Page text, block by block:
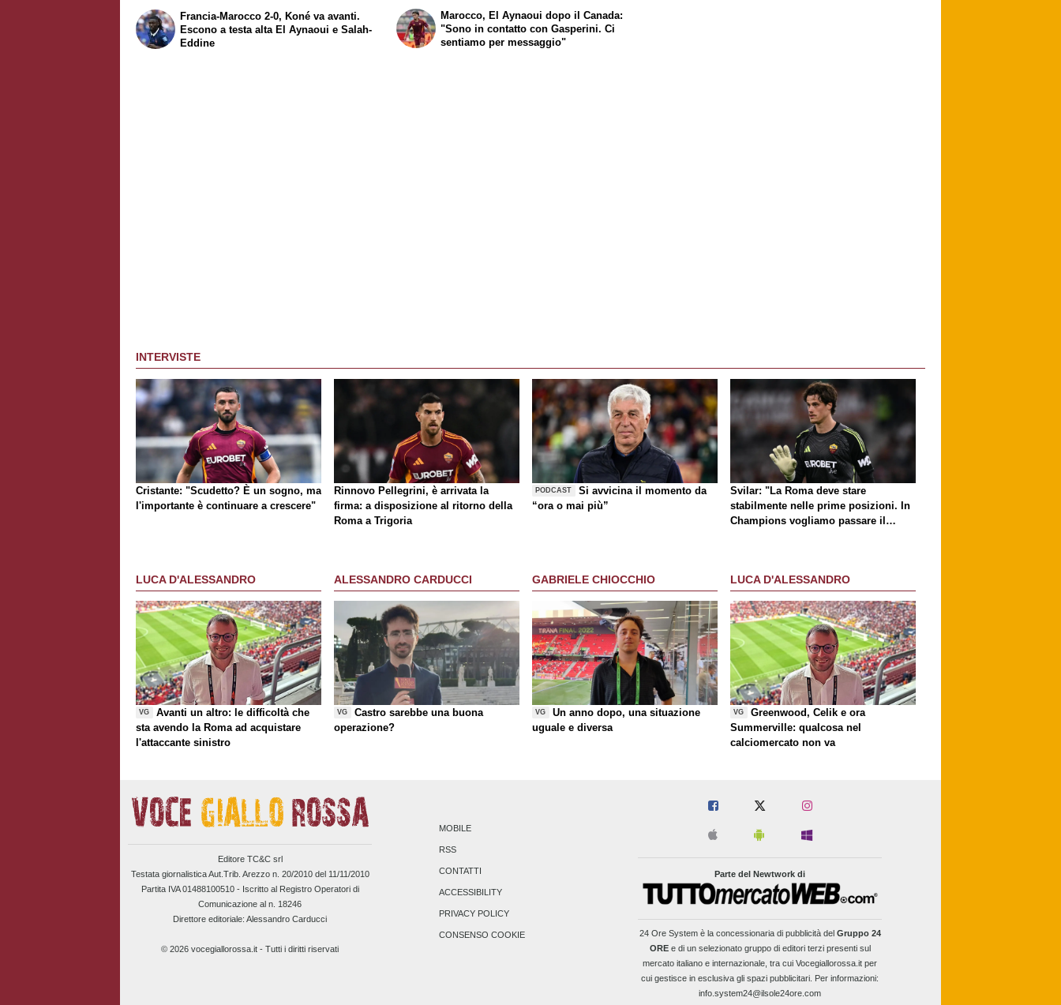
Francia-Marocco 2-0, Koné va avanti.
Escono a testa alta El Aynaoui e Salah-
Eddine
Marocco, El Aynaoui dopo il Canada:
"Sono in contatto con Gasperini. Ci
sentiamo per messaggio"
INTERVISTE
Cristante: "Scudetto? È un sogno, ma
l'importante è continuare a crescere"
Rinnovo Pellegrini, è arrivata la
firma: a disposizione al ritorno della
Roma a Trigoria
PODCAST
Si avvicina il momento da
“ora o mai più”
Svilar: "La Roma deve stare
stabilmente nelle prime posizioni. In
Champions vogliamo passare il
LUCA D'ALESSANDRO
VG
Avanti un altro: le difficoltà che
sta avendo la Roma ad acquistare
l'attaccante sinistro
ALESSANDRO CARDUCCI
VG
Castro sarebbe una buona
operazione?
GABRIELE CHIOCCHIO
VG
Un anno dopo, una situazione
uguale e diversa
LUCA D'ALESSANDRO
VG
Greenwood, Celik e ora
Summerville: qualcosa nel
calciomercato non va
Editore TC&C srl
Testata giornalistica Aut.Trib. Arezzo n. 20/2010 del 11/11/2010
Partita IVA 01488100510 - Iscritto al Registro Operatori di
Comunicazione al n. 18246
Direttore editoriale: Alessandro Carducci
© 2026 vocegiallorossa.it - Tutti i diritti riservati
MOBILE
RSS
CONTATTI
ACCESSIBILITY
PRIVACY POLICY
CONSENSO COOKIE
Parte del Newtwork di
24 Ore Systemè la concessionaria di pubblicità del Gruppo 24
OREe di un selezionato gruppo di editori terzi presenti sul
mercato italiano e internazionale, tra cui Vocegiallorossa.it per
cui gestisce in esclusiva gli spazi pubblicitari. Per informazioni:
info.system24@ilsole24ore.com